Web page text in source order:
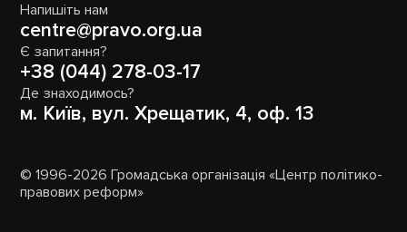
Напишіть нам
centre@pravo.org.ua
Є запитання?
+38 (044) 278-03-17
Де знаходимось?
м. Київ, вул. Хрещатик, 4, оф. 13
© 1996-2026 Громадська організація «Центр політико-
правових реформ»